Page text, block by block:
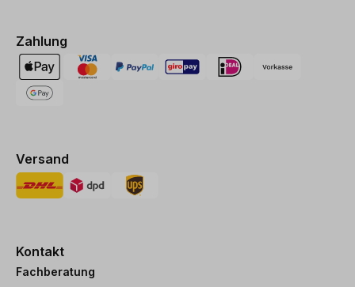
Zahlung
Versand
Kontakt
Fachberatung